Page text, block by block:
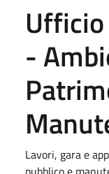
-
Lavori, gara e